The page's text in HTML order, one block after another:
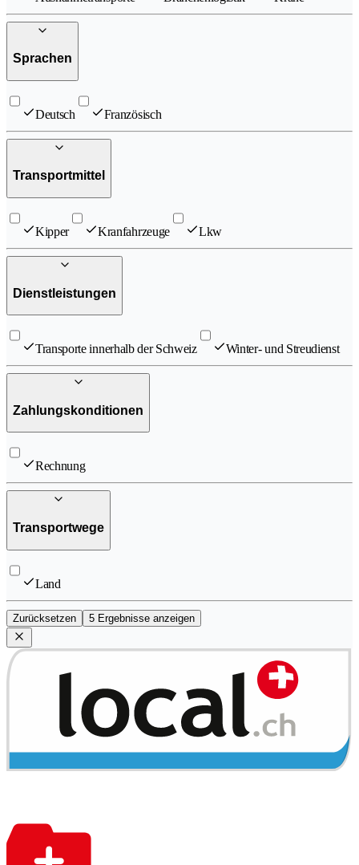
Sprachen
Deutsch Französisch
Transportmittel
Kipper Kranfahrzeuge Lkw
Dienstleistungen
Transporte innerhalb der Schweiz Winter- und Streudienst
Zahlungskonditionen
Rechnung
Transportwege
Land
Zurücksetzen 5 Ergebnisse anzeigen